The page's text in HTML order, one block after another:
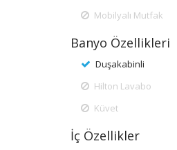
Mobilyalı Mutfak
Banyo Özellikleri
Duşakabinli
Hilton Lavabo
Küvet
İç Özellikler